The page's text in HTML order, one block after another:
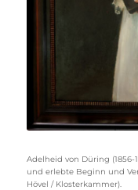
Adelheid von Düring
und erlebte Beginn und
Hövel / Klosterkammer).